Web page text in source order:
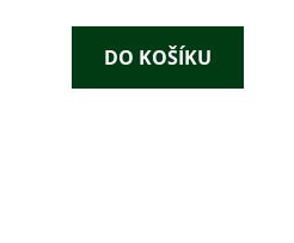
DO KOŠÍKU